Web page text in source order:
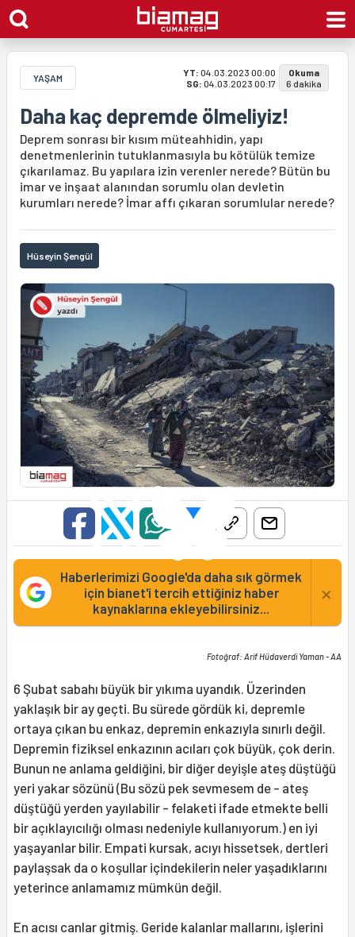
YAŞAM YT: 04.03.2023 00:00
SG: 04.03.2023 00:17
Okuma
6 dakika
Daha kaç depremde ölmeliyiz!
Deprem sonrası bir kısım müteahhidin, yapı
denetmenlerinin tutuklanmasıyla bu kötülük temize
çıkarılamaz. Bu yapılara izin verenler nerede? Bütün bu
imar ve inşaat alanından sorumlu olan devletin
kurumları nerede? İmar affı çıkaran sorumlular nerede?
Hüseyin Şengül
Haberlerimizi Google'da daha sık görmek
için bianet'i tercih ettiğiniz haber
kaynaklarına ekleyebilirsiniz...
×
Fotoğraf: Arif Hüdaverdi Yaman - AA
6 Şubat sabahı büyük bir yıkıma uyandık. Üzerinden
yaklaşık bir ay geçti. Bu sürede gördük ki, depremle
ortaya çıkan bu enkaz, depremin enkazıyla sınırlı değil.
Depremin fiziksel enkazının acıları çok büyük, çok derin.
Bunun ne anlama geldiğini, bir diğer deyişle ateş düştüğü
yeri yakar sözünü (Bu sözü pek sevmesem de - ateş
düştüğü yerden yayılabilir - felaketi ifade etmekte belli
bir açıklayıcılığı olması nedeniyle kullanıyorum.) en iyi
yaşayanlar bilir. Empati kursak, acıyı hissetsek, dertleri
paylaşsak da o koşullar içindekilerin neler yaşadıklarını
yeterince anlamamız mümkün değil.
En acısı canlar gitmiş. Geride kalanlar mallarını, işlerini